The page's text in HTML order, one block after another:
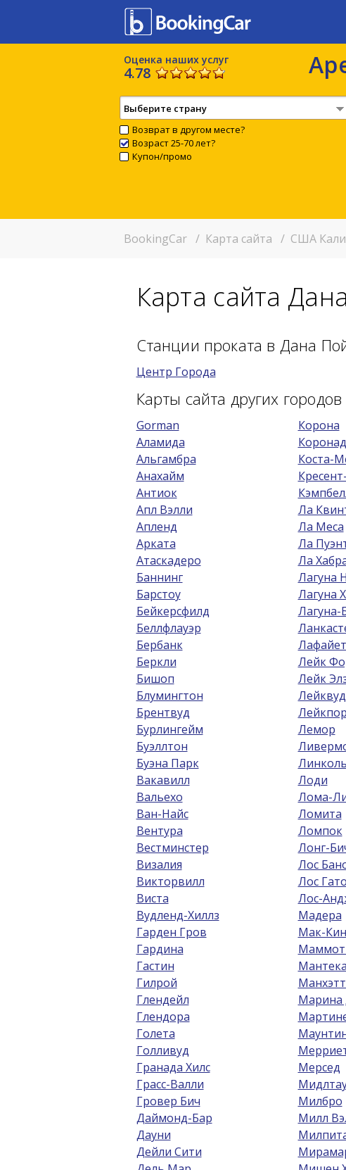
Оценка наших услуг
4.78
Выберите страну
Возврат в другом месте?
Возраст 25-70 лет?
Купон/промо
BookingCar / Карта сайта / США
Карта сайта
Станции проката в Дана
Центр Города
Карты сайта других
Gorman
Аламида
Альгамбра
Анахайм
Антиок
Апл Вэлли
Апленд
Арката
Атаскадеро
Баннинг
Барстоу
Бейкерсфилд
Беллфлауэр
Бербанк
Беркли
Бишоп
Блумингтон
Брентвуд
Бурлингейм
Буэллтон
Буэна Парк
Вакавилл
Вальехо
Ван-Найс
Вентура
Вестминстер
Визалия
Викторвилл
Виста
Вудленд-Хиллз
Гарден Гров
Гардина
Гастин
Гилрой
Глендейл
Глендора
Голета
Голливуд
Гранада Хилс
Грасс-Валли
Гровер Бич
Даймонд-Бар
Дауни
Дейли Сити
Корона
Коста-
Ла
Ла Меса
Ла
Ла
Лагуна
Лагуна
Лагуна-
Лейк
Лейк
Лейквуд
Лемор
Лоди
Лома-
Ломита
Ломпок
Лонг-
Лос
Лос
Лос-
Мадера
Мак-
Маммот
Мантека
Марина
Мерсед
Милбро
Милл